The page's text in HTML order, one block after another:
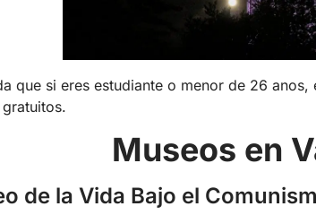
que si eres estudiante o menor de 26
Museos en
de la Vida Bajo el